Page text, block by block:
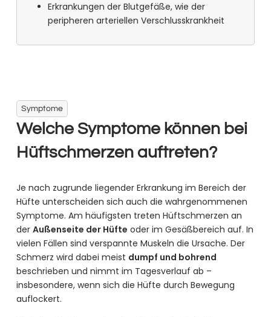
Erkrankungen der Blutgefäße, wie der
peripheren arteriellen Verschlusskrankheit
Symptome
Welche Symptome können bei
Hüftschmerzen auftreten?
Je nach zugrunde liegender Erkrankung im Bereich der
Hüfte unterscheiden sich auch die wahrgenommenen
Symptome. Am häufigsten treten Hüftschmerzen an
der Außenseite der Hüfte oder im Gesäßbereich auf. In
vielen Fällen sind verspannte Muskeln die Ursache. Der
Schmerz wird dabei meist dumpf und bohrend
beschrieben und nimmt im Tagesverlauf ab –
insbesondere, wenn sich die Hüfte durch Bewegung
auflockert.